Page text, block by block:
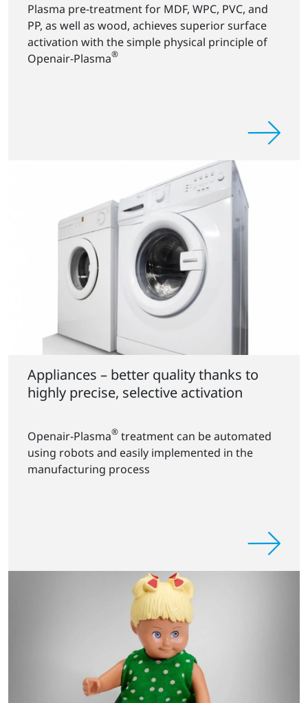
Plasma pre-treatment for MDF, WPC, PVC, and
PP, as well as wood, achieves superior surface
activation with the simple physical principle of
Openair-Plasma®
Appliances – better quality thanks to
highly precise, selective activation
Openair-Plasma® treatment can be automated
using robots and easily implemented in the
manufacturing process